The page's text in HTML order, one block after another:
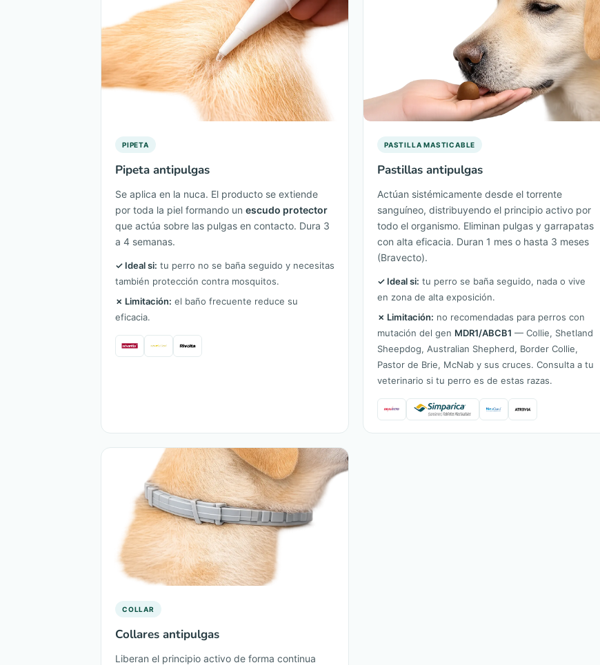
PIPETA
Pipeta antipulgas
Se aplica en la nuca. El producto se extiende
por toda la piel formando un escudo protector
que actúa sobre las pulgas en contacto. Dura 3
a 4 semanas.
✓ Ideal si: tu perro no se baña seguido y necesitas
también protección contra mosquitos.
✗ Limitación: el baño frecuente reduce su
eficacia.
PASTILLA MASTICABLE
Pastillas antipulgas
Actúan sistémicamente desde el torrente
sanguíneo, distribuyendo el principio activo por
todo el organismo. Eliminan pulgas y garrapatas
con alta eficacia. Duran 1 mes o hasta 3 meses
(Bravecto).
✓ Ideal si: tu perro se baña seguido, nada o vive
en zona de alta exposición.
✗ Limitación: no recomendadas para perros con
mutación del gen MDR1/ABCB1 — Collie, Shetland
Sheepdog, Australian Shepherd, Border Collie,
Pastor de Brie, McNab y sus cruces. Consulta a tu
veterinario si tu perro es de estas razas.
COLLAR
Collares antipulgas
Liberan el principio activo de forma continua